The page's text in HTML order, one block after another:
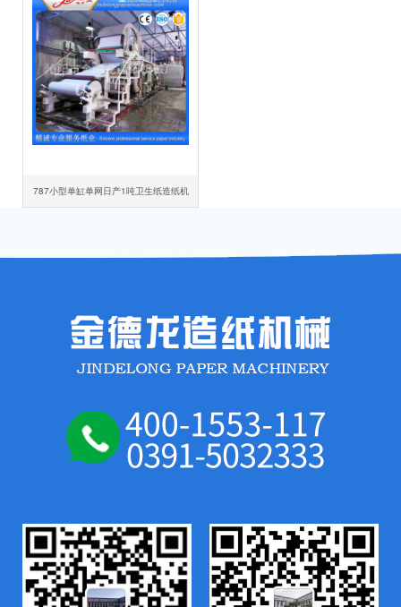
787小型单缸单网日产1吨卫生纸造纸机